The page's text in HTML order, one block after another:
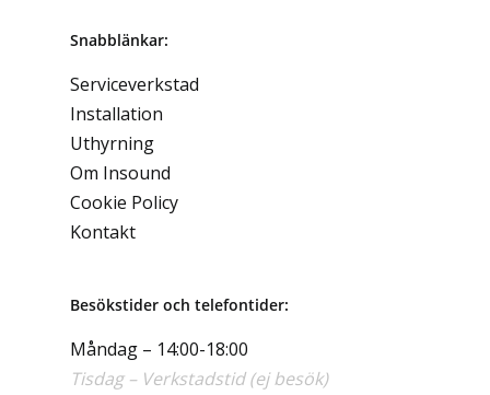
Snabblänkar:
Serviceverkstad
Installation
Uthyrning
Om Insound
Cookie Policy
Kontakt
Besökstider och telefontider:
Måndag – 14:00-18:00
Tisdag – Verkstadstid (ej besök)